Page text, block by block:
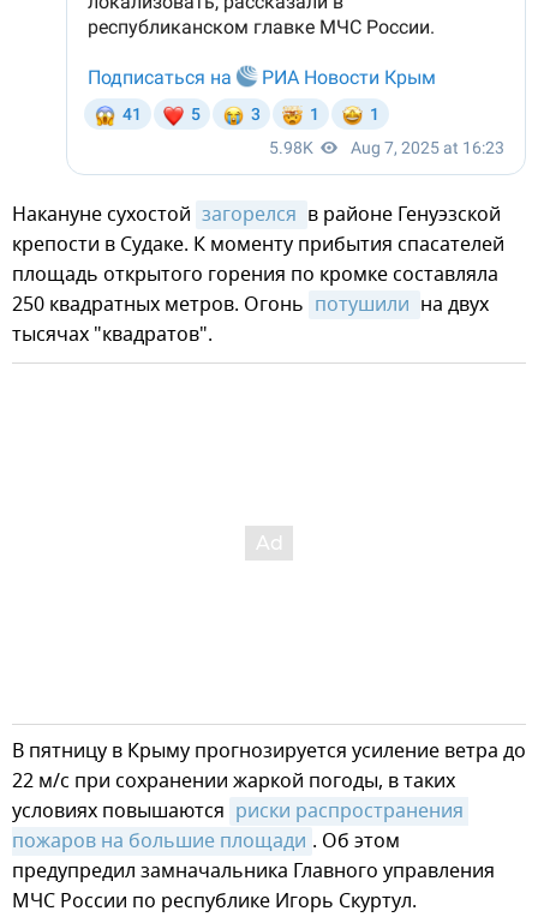
Накануне сухостой загорелся в районе Генуэзской
крепости в Судаке. К моменту прибытия спасателей
площадь открытого горения по кромке составляла
250 квадратных метров. Огонь потушили на двух
тысячах "квадратов".
В пятницу в Крыму прогнозируется усиление ветра до
22 м/с при сохранении жаркой погоды, в таких
условиях повышаются риски распространения
пожаров на большие площади . Об этом
предупредил замначальника Главного управления
МЧС России по республике Игорь Скуртул.